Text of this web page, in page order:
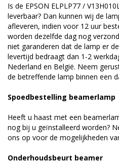
Is de EPSON ELPLP77 /
leverbaar? Dan kunnen wij de
afleveren, indien voor 12 uur
worden dezelfde dag nog
niet garanderen dat de lamp er
levertijd bedraagt dan 1-2
Nederland en België. Neem
de betreffende lamp binnen een
Spoedbestelling beamerlamp
Heeft u haast met een
nog bij u geïnstalleerd worden?
ons op voor de mogelijkheden
Onderhoudsbeurt beamer